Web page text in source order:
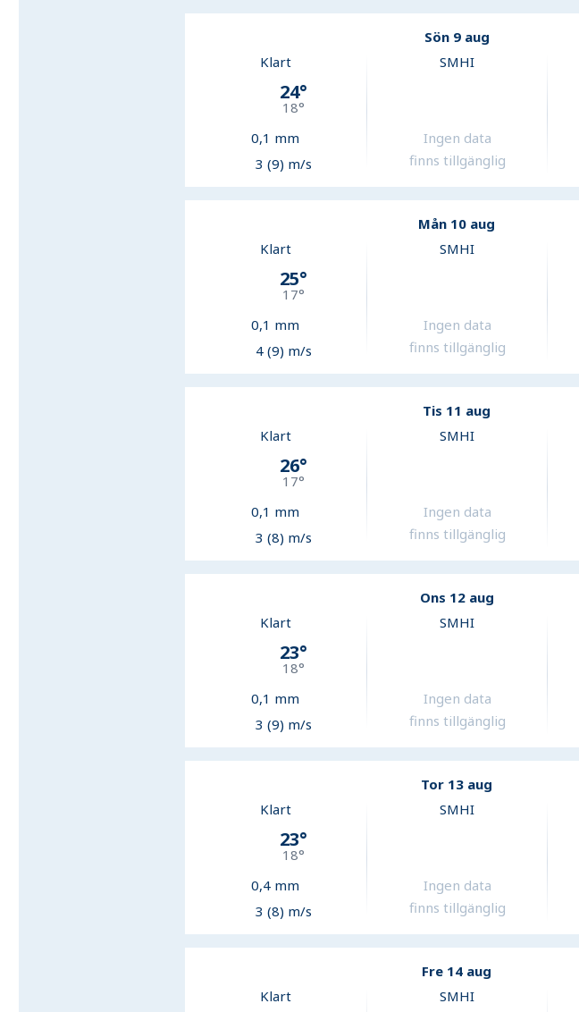
Sön 9 aug
Klart
24°
18°
0,1 mm
3 (9) m/s
SMHI
Ingen data
finns tillgänglig
Mån 10 aug
Klart
25°
17°
0,1 mm
4 (9) m/s
SMHI
Ingen data
finns tillgänglig
Tis 11 aug
Klart
26°
17°
0,1 mm
3 (8) m/s
SMHI
Ingen data
finns tillgänglig
Ons 12 aug
Klart
23°
18°
0,1 mm
3 (9) m/s
SMHI
Ingen data
finns tillgänglig
Tor 13 aug
Klart
23°
18°
0,4 mm
3 (8) m/s
SMHI
Ingen data
finns tillgänglig
Fre 14 aug
Klart
SMHI